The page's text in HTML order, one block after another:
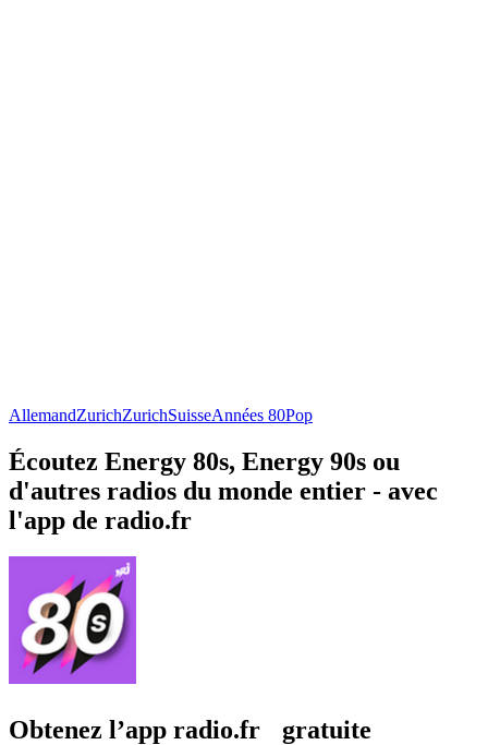
AllemandZurichZurichSuisseAnnées 80Pop
Écoutez Energy 80s, Energy 90s ou
d'autres radios du monde entier - avec
l'app de radio.fr
Obtenez l’app radio.fr gratuite